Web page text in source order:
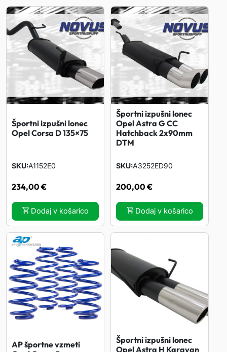
Športni izpušni lonec
Opel Corsa D 135×75
SKU A1152E0
234,00€
Dodaj v košarico
Športni izpušni lonec
Opel Astra G CC
Hatchback 2x90mm
DTM
SKU A3252ED90
200,00€
Dodaj v košarico
AP športne vzmeti
Športni izpušni lonec
Opel Astra H Karavan